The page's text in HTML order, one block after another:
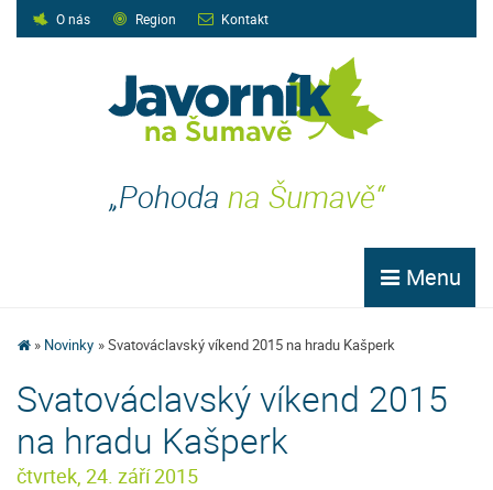
O nás Region Kontakt
„Pohoda na Šumavě“
Menu
Novinky Svatováclavský víkend 2015 na hradu Kašperk
Svatováclavský víkend 2015
na hradu Kašperk
čtvrtek, 24. září 2015